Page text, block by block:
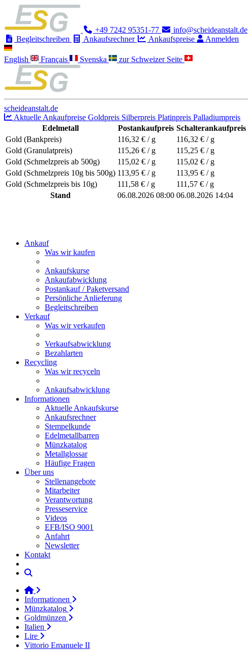
+49 7242 95351-77
info@scheideanstalt.de
Begleitschreiben
Ankaufsrechner Ankaufspreise Anmelden
English Français Svenska zur Schweizer Seite
scheideanstalt.de
Aktuelle Ankaufpreise Goldpreis Silberpreis Platinpreis Palladiumpreis
Edelmetall
Postankaufpreis Schalterankaufpreis
Gold (Bankpreis)
116,32 € / g 116,32 € / g
Gold (Granulatpreis)
115,26 € / g 115,25 € / g
Gold (Schmelzpreis ab 500g)
115,02 € / g 115,02 € / g
Gold (Schmelzpreis 10g bis 500g) 113,95 € / g 113,95 € / g
Gold (Schmelzpreis bis 10g)
111,58 € / g 111,57 € / g
Stand
06.08.2026 08:00 06.08.2026 14:04
Ankauf
Was wir kaufen
Ankaufskurse
Ankaufabwicklung
Postankauf / Paketversand
Persönliche Anlieferung
Begleitschreiben
Verkauf
Was wir verkaufen
Verkaufsabwicklung
Bezahlarten
Recycling
Was wir recyceln
Ankaufsabwicklung
Informationen
Aktuelle Ankaufskurse
Ankaufsrechner
Stempelkunde
Edelmetallbarren
Münzkatalog
Metallglossar
Häufige Fragen
Über uns
Stellenangebote
Mitarbeiter
Verantwortung
Presseservice
Videos
EFB/ISO 9001
Anfahrt
Newsletter
Kontakt
Informationen
Münzkatalog
Goldmünzen
Italien
Lire
Vittorio Emanuele II